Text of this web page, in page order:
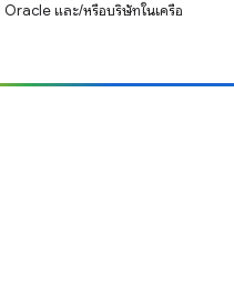
Oracle และ/หรือบริษัทในเครือ